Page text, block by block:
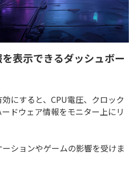
表示できるダッシュボー
にすると、CPU電圧、クロック
ドウェア情報をモニター上にリ
ションやゲームの影響を受けま